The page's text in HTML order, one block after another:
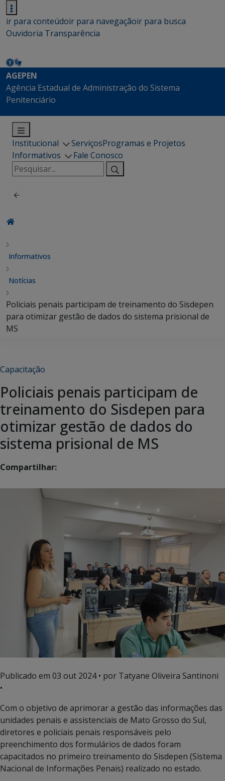
ir para conteúdoir para navegaçãoir para busca
Ouvidoria Transparência
AGEPEN
Agência Estadual de Administração do Sistema
Penitenciário
Institucional ServiçosProgramas e Projetos
Informativos
Fale Conosco
Pesquisar
por:
Informativos
Notícias
Policiais penais participam de treinamento do Sisdepen
para otimizar gestão de dados do sistema prisional de
MS
Capacitação
Policiais penais participam de
treinamento do Sisdepen para
otimizar gestão de dados do
sistema prisional de MS
Compartilhar:
Publicado em 03 out 2024• por Tatyane Oliveira Santinoni
•
Com o objetivo de aprimorar a gestão das informações das
unidades penais e assistenciais de Mato Grosso do Sul,
diretores e policiais penais responsáveis pelo
preenchimento dos formulários de dados foram
capacitados no primeiro treinamento do Sisdepen (Sistema
Nacional de Informações Penais) realizado no estado.